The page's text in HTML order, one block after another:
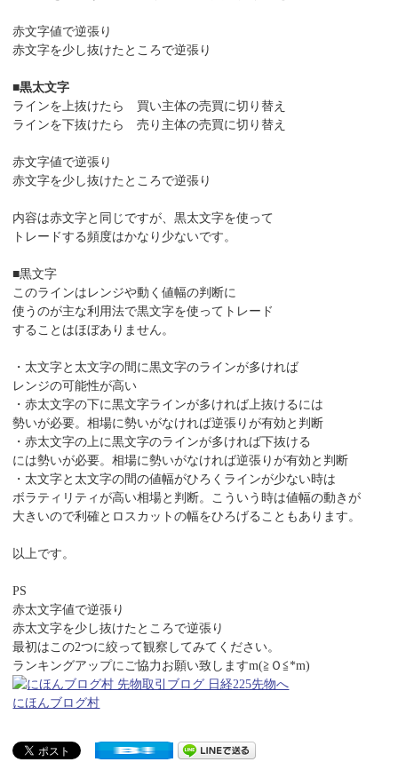
赤文字値で逆張り
赤文字を少し抜けたところで逆張り
■黒太文字
ラインを上抜けたら 買い主体の売買に切り替え
ラインを下抜けたら 売り主体の売買に切り替え
赤文字値で逆張り
赤文字を少し抜けたところで逆張り
内容は赤文字と同じですが、黒太文字を使って
トレードする頻度はかなり少ないです。
■黒文字
このラインはレンジや動く値幅の判断に
使うのが主な利用法で黒文字を使ってトレード
することはほぼありません。
・太文字と太文字の間に黒文字のラインが多ければ
レンジの可能性が高い
・赤太文字の下に黒文字ラインが多ければ上抜けるには
勢いが必要。相場に勢いがなければ逆張りが有効と判断
・赤太文字の上に黒文字のラインが多ければ下抜ける
には勢いが必要。相場に勢いがなければ逆張りが有効と判断
・太文字と太文字の間の値幅がひろくラインが少ない時は
ボラティリティが高い相場と判断。こういう時は値幅の動きが
大きいので利確とロスカットの幅をひろげることもあります。
以上です。
PS
赤太文字値で逆張り
赤太文字を少し抜けたところで逆張り
最初はこの2つに絞って観察してみてください。
ランキングアップにご協力お願い致しますm(≧Ｏ≦*m)
にほんブログ村